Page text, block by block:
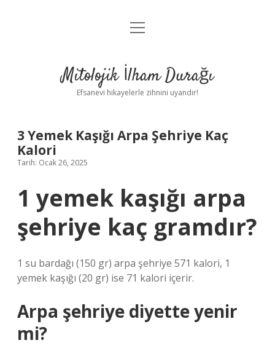
Anasayfa
Yasal Uyarı
menüyü
Mitolojik İlham Durağı
Efsanevi hikayelerle zihnini uyandır!
3 Yemek Kaşığı Arpa Şehriye Kaç
Kalori
Tarih: Ocak 26, 2025
1 yemek kaşığı arpa
şehriye kaç gramdır?
1 su bardağı (150 gr) arpa şehriye 571 kalori, 1
yemek kaşığı (20 gr) ise 71 kalori içerir.
Arpa şehriye diyette yenir
mi?